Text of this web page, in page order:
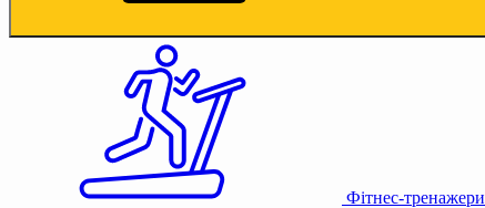
Фітнес-тренажери